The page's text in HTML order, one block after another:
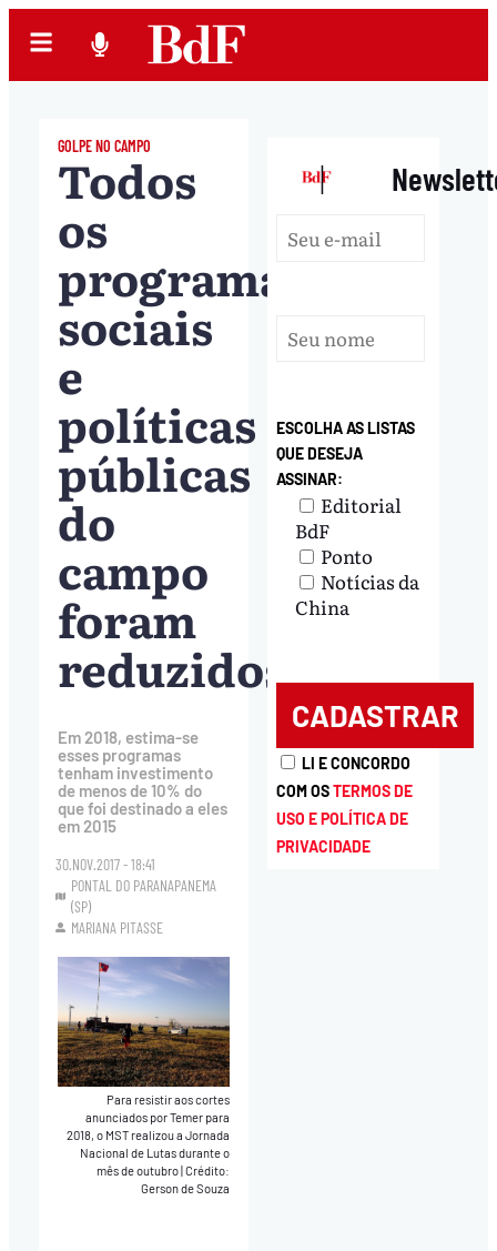
GOLPE NO CAMPO
Todos
os
programas
sociais
e
políticas
públicas
do
campo
foram
reduzidos
Em 2018, estima-se
esses programas
tenham investimento
de menos de 10% do
que foi destinado a eles
em 2015
30.NOV.2017 - 18:41
PONTAL DO PARANAPANEMA
(SP)
MARIANA PITASSE
Para resistir aos cortes
anunciados por Temer para
2018, o MST realizou a Jornada
Nacional de Lutas durante o
mês de outubro|Crédito:
Gerson de Souza
|
ESCOLHA AS LISTAS
QUE DESEJA
ASSINAR:
Editorial
BdF
Ponto
Notícias da
China
LI E CONCORDO
COM OSTERMOS DE
USO E POLÍTICA DE
PRIVACIDADE